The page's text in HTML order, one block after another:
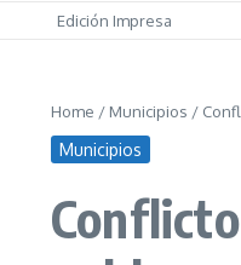
Edición Impresa
Home / Municipios /
Municipios